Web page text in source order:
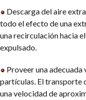
Descarga del aire
todo el efecto de una
una recirculación hacia
expulsado.
Proveer una
partículas. El transporte
una velocidad de